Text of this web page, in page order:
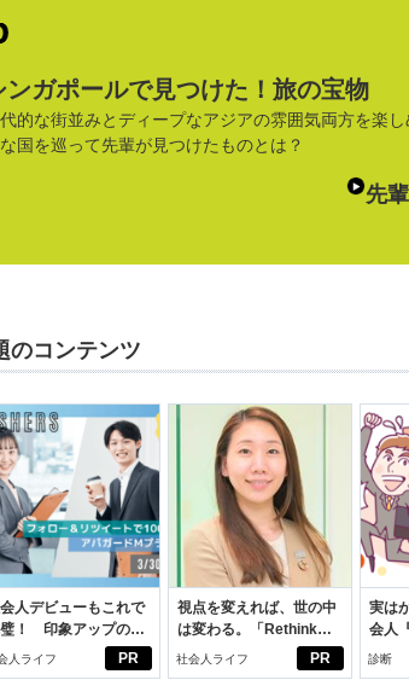
ンガポールで見つけた！旅の宝物
的な街並みとディープなアジアの雰囲気両方を楽
国を巡って先輩が見つけたものとは？
先
のコンテンツ
PR
人デビューもこれで
！ 印象アップのセ
プロデュース術
人ライフ PR
視点を変えれば、世の中
は変わる。「Rethink
PROJECT」がつたえた
社会人ライフ
実は
会人
診断